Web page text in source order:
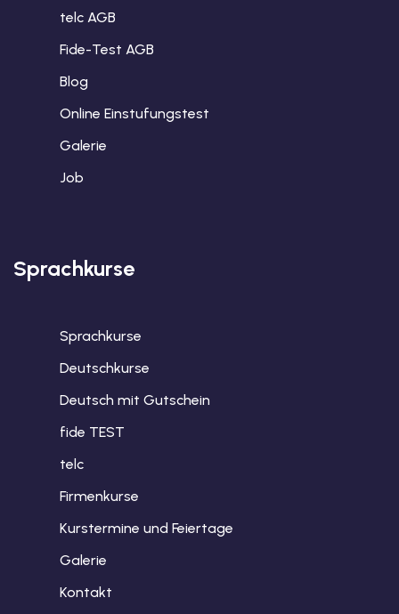
telc AGB
Fide-Test AGB
Blog
Online Einstufungstest
Galerie
Job
Sprachkurse
Sprachkurse
Deutschkurse
Deutsch mit Gutschein
fide TEST
telc
Firmenkurse
Kurstermine und Feiertage
Galerie
Kontakt